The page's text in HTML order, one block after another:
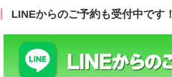
LINEからのご予約も受付中です！